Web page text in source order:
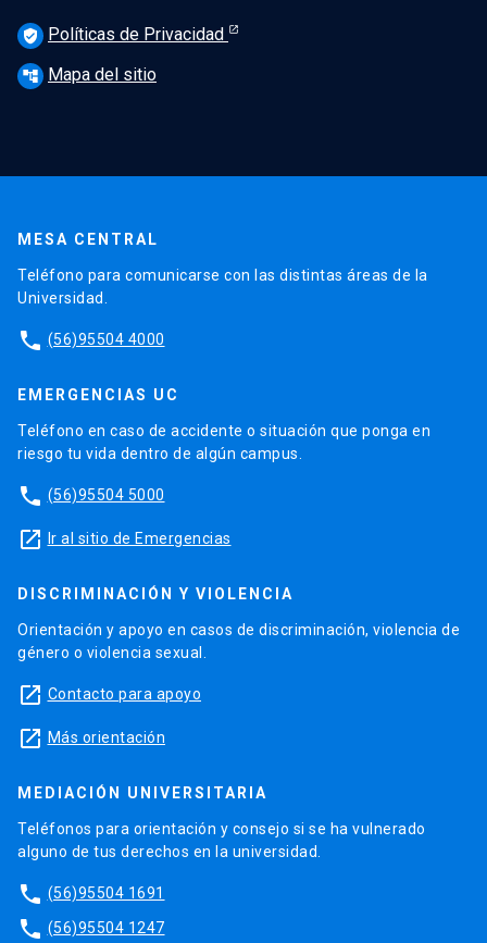
verified_user Políticas de Privacidad
account_tree Mapa del sitio
MESA CENTRAL
Teléfono para comunicarse con las distintas áreas de la
Universidad.
phone (56)95504 4000
EMERGENCIAS UC
Teléfono en caso de accidente o situación que ponga en
riesgo tu vida dentro de algún campus.
phone (56)95504 5000
launch Ir al sitio de Emergencias
DISCRIMINACIÓN Y VIOLENCIA
Orientación y apoyo en casos de discriminación, violencia de
género o violencia sexual.
launch Contacto para apoyo
launch Más orientación
MEDIACIÓN UNIVERSITARIA
Teléfonos para orientación y consejo si se ha vulnerado
alguno de tus derechos en la universidad.
phone (56)95504 1691
phone (56)95504 1247